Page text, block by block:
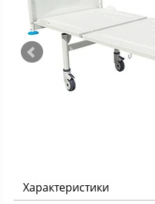
Характеристики